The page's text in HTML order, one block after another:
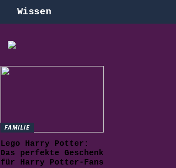
Wissen
FAMILIE
Lego Harry Potter:
Das perfekte Geschenk
für Harry Potter-Fans